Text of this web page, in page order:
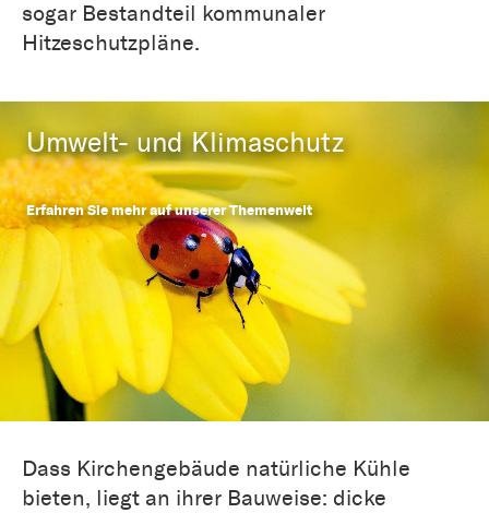
sogar Bestandteil kommunaler
Hitzeschutzpläne.
Umwelt- und Klimaschutz
Erfahren Sie mehr auf unserer Themenwelt
Dass Kirchengebäude natürliche Kühle
bieten, liegt an ihrer Bauweise: dicke